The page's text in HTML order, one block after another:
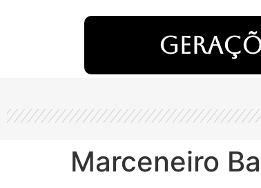
Marceneiro